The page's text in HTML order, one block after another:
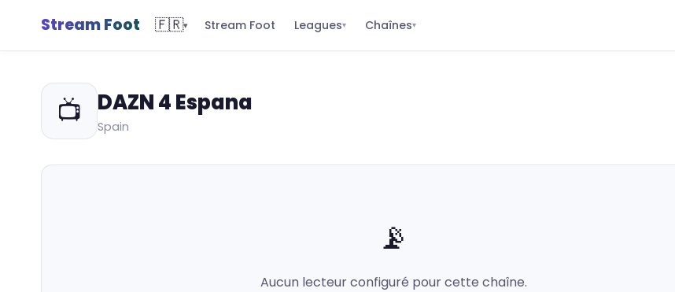
Stream Foot 🇫🇷▾ Stream Foot Leagues▾ Chaînes▾
📺 DAZN 4 Espana
Spain
📡
Aucun lecteur configuré pour cette chaîne.